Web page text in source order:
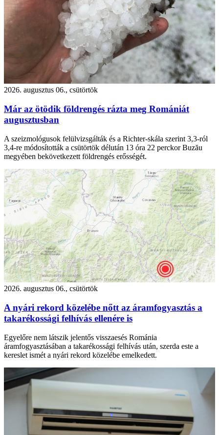
2026. augusztus 06., csütörtök
Már az ötödik földrengés rázta meg Romániát
augusztusban
A szeizmológusok felülvizsgálták és a Richter-skála szerint 3,3-ról
3,4-re módosították a csütörtök délután 13 óra 22 perckor Buzău
megyében bekövetkezett földrengés erősségét.
2026. augusztus 06., csütörtök
A nyári rekord közelébe nőtt az áramfogyasztás a
takarékossági felhívás ellenére is
Egyelőre nem látszik jelentős visszaesés Románia
áramfogyasztásában a takarékossági felhívás után, szerda este a
kereslet ismét a nyári rekord közelébe emelkedett.